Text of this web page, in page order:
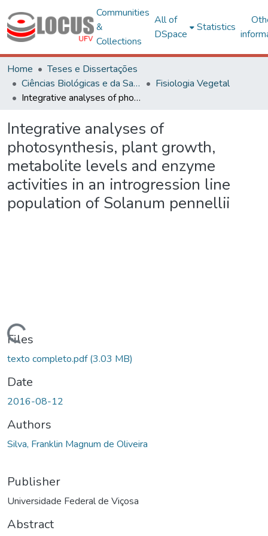
Communities
&
Collections
All of
DSpace
Statistics
Home
Teses e Dissertações
Ciências Biológicas e da Saúde
Fisiologia Vegetal
Integrative analyses of photosynthesis, plant growth, metabolite levels and enzyme activities in an introgression line population of Solanum pennellii
Integrative analyses of
photosynthesis, plant growth,
metabolite levels and enzyme
activities in an introgression line
population of Solanum pennellii
Files
texto completo.pdf(3.03 MB)
Date
2016-08-12
Authors
Silva, Franklin Magnum de Oliveira
Publisher
Universidade Federal de Viçosa
Abstract